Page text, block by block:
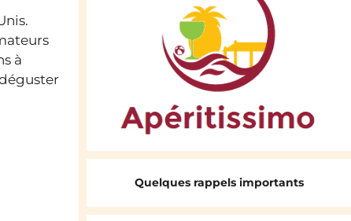
à
Quelques rappels importants